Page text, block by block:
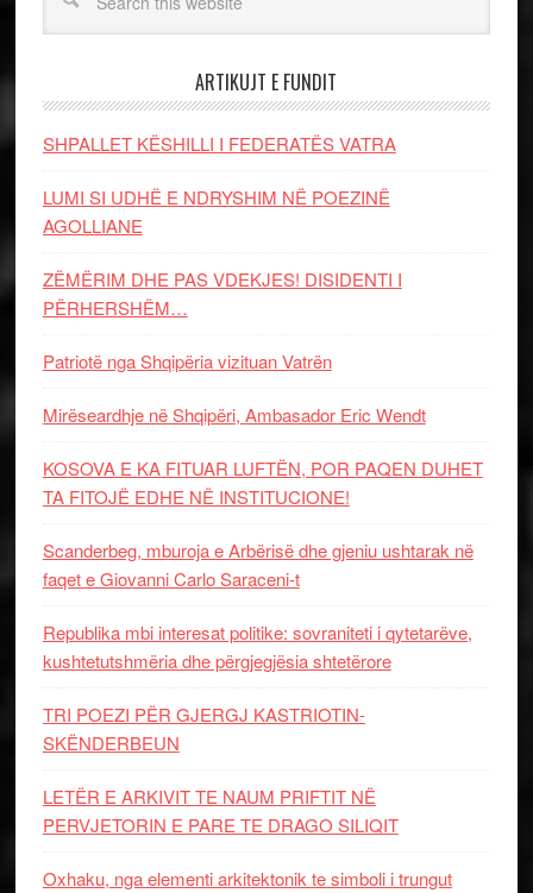
ARTIKUJT E FUNDIT
SHPALLET KËSHILLI I FEDERATËS VATRA
LUMI SI UDHË E NDRYSHIM NË POEZINË
AGOLLIANE
ZËMËRIM DHE PAS VDEKJES! DISIDENTI I
PËRHERSHËM…
Patriotë nga Shqipëria vizituan Vatrën
Mirëseardhje në Shqipëri, Ambasador Eric Wendt
KOSOVA E KA FITUAR LUFTËN, POR PAQEN DUHET
TA FITOJË EDHE NË INSTITUCIONE!
Scanderbeg, mburoja e Arbërisë dhe gjeniu ushtarak në
faqet e Giovanni Carlo Saraceni-t
Republika mbi interesat politike: sovraniteti i qytetarëve,
kushtetutshmëria dhe përgjegjësia shtetërore
TRI POEZI PËR GJERGJ KASTRIOTIN-
SKËNDERBEUN
LETËR E ARKIVIT TE NAUM PRIFTIT NË
PERVJETORIN E PARE TE DRAGO SILIQIT
Oxhaku, nga elementi arkitektonik te simboli i trungut